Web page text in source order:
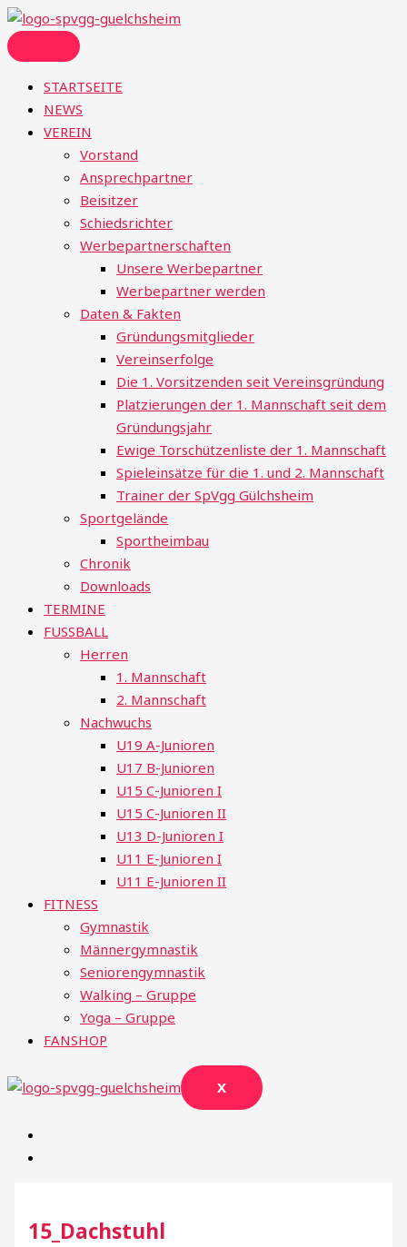
Zum
Inhalt
springen
STARTSEITE
NEWS
VEREIN
Vorstand
Ansprechpartner
Beisitzer
Schiedsrichter
Werbepartnerschaften
Unsere Werbepartner
Werbepartner werden
Daten & Fakten
Gründungsmitglieder
Vereinserfolge
Die 1. Vorsitzenden seit Vereinsgründung
Platzierungen der 1. Mannschaft seit dem
Gründungsjahr
Ewige Torschützenliste der 1. Mannschaft
Spieleinsätze für die 1. und 2. Mannschaft
Trainer der SpVgg Gülchsheim
Sportgelände
Sportheimbau
Chronik
Downloads
TERMINE
FUSSBALL
Herren
1. Mannschaft
2. Mannschaft
Nachwuchs
U19 A-Junioren
U17 B-Junioren
U15 C-Junioren I
U15 C-Junioren II
U13 D-Junioren I
U11 E-Junioren I
U11 E-Junioren II
FITNESS
Gymnastik
Männergymnastik
Seniorengymnastik
Walking – Gruppe
Yoga – Gruppe
FANSHOP
X
15_Dachstuhl
Suchen
nach:
Menü